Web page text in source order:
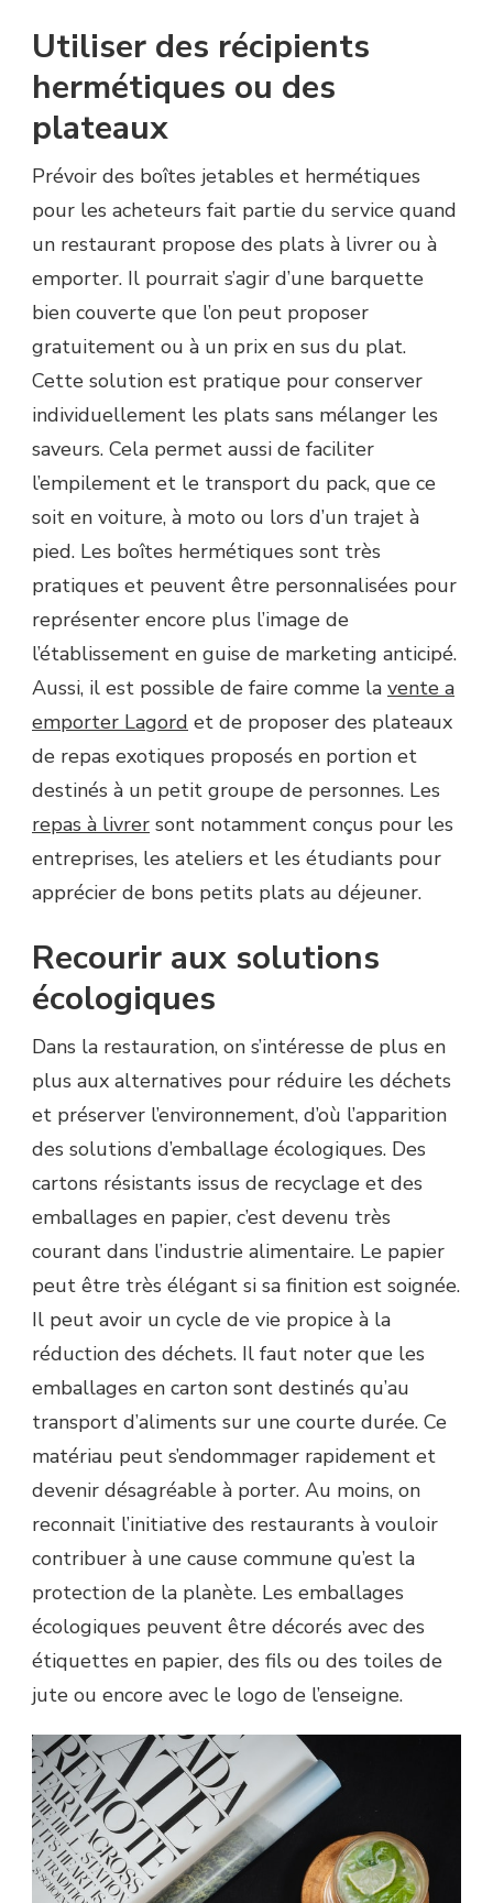
Utiliser des récipients
hermétiques ou des
plateaux
Prévoir des boîtes jetables et hermétiques
pour les acheteurs fait partie du service quand
un restaurant propose des plats à livrer ou à
emporter. Il pourrait s’agir d’une barquette
bien couverte que l’on peut proposer
gratuitement ou à un prix en sus du plat.
Cette solution est pratique pour conserver
individuellement les plats sans mélanger les
saveurs. Cela permet aussi de faciliter
l’empilement et le transport du pack, que ce
soit en voiture, à moto ou lors d’un trajet à
pied. Les boîtes hermétiques sont très
pratiques et peuvent être personnalisées pour
représenter encore plus l’image de
l’établissement en guise de marketing anticipé.
Aussi, il est possible de faire comme la vente a
emporter Lagord et de proposer des plateaux
de repas exotiques proposés en portion et
destinés à un petit groupe de personnes. Les
repas à livrer sont notamment conçus pour les
entreprises, les ateliers et les étudiants pour
apprécier de bons petits plats au déjeuner.
Recourir aux solutions
écologiques
Dans la restauration, on s’intéresse de plus en
plus aux alternatives pour réduire les déchets
et préserver l’environnement, d’où l’apparition
des solutions d’emballage écologiques. Des
cartons résistants issus de recyclage et des
emballages en papier, c’est devenu très
courant dans l’industrie alimentaire. Le papier
peut être très élégant si sa finition est soignée.
Il peut avoir un cycle de vie propice à la
réduction des déchets. Il faut noter que les
emballages en carton sont destinés qu’au
transport d’aliments sur une courte durée. Ce
matériau peut s’endommager rapidement et
devenir désagréable à porter. Au moins, on
reconnait l’initiative des restaurants à vouloir
contribuer à une cause commune qu’est la
protection de la planète. Les emballages
écologiques peuvent être décorés avec des
étiquettes en papier, des fils ou des toiles de
jute ou encore avec le logo de l’enseigne.